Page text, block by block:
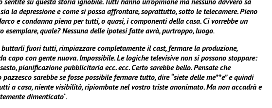
la depressione e come si possa affrontare, soprattutto, sotto le telecamere. Pieno
e condanna piena per tutti, o quasi, i componenti della casa. Ci vorrebbe un
esemplare, quale? Nessuna delle ipotesi fatte avrà, purtroppo, luogo.
buttarli fuori tutti, rimpiazzare completamente il cast, fermare la produzione,
capo con gente nuova. Impossibile. Le logiche televisive non si possono stoppare:
pianificazione pubblicitaria ecc. ecc. Certo sarebbe bello. Pensate che
sarebbe se fosse possibile fermare tutto, dire “siete delle me**e” e quindi
a casa, niente visibilità, ripiombate nel vostro triste anonimato. Ma non accadrà e
dimenticato“.